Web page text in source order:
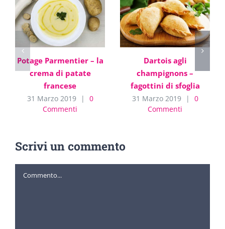
Potage Parmentier – la
crema di patate
francese
31 Marzo 2019 |
0
Commenti
Dartois agli
champignons –
fagottini di sfoglia
31 Marzo 2019 |
0
Commenti
Scrivi un commento
Commento